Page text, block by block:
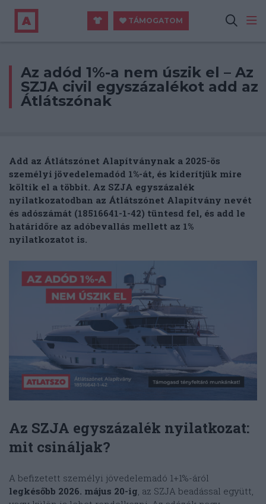
TÁMOGATOM
Az adód 1%-a nem úszik el – Az
SZJA civil egyszázalékot add az
Átlátszónak
Add az Átlátszónet Alapítványnak a 2025-ös
személyi jövedelemadód 1%-át, és kiderítjük mire
költik el a többit. Az SZJA egyszázalék
nyilatkozatodban az Átlátszónet Alapítvány nevét
és adószámát (18516641-1-42) tüntesd fel, és add le
határidőre az adóbevallás mellett az 1%
nyilatkozatot is.
Az SZJA egyszázalék nyilatkozat:
mit csináljak?
A befizetett személyi jövedelemadó 1+1%-áról
legkésőbb 2026. május 20-ig, az SZJA beadással együtt,